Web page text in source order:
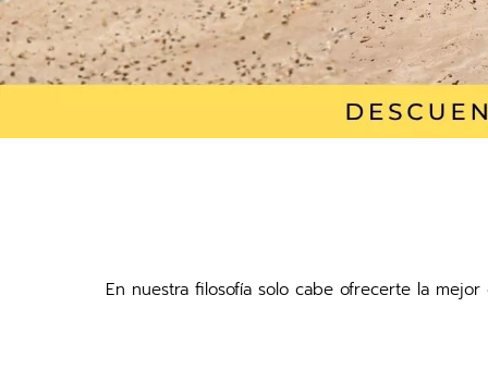
En nuestra filosofía solo cabe ofrecerte la